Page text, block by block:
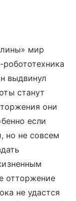
мир
выдвинул
станут
они
если
но не совсем
отторжение
не удастся